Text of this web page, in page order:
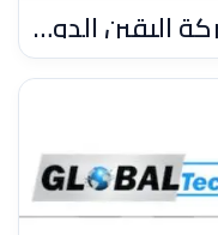
شركة اليقين الدولية لاستيراد الحلي والمجوهرات